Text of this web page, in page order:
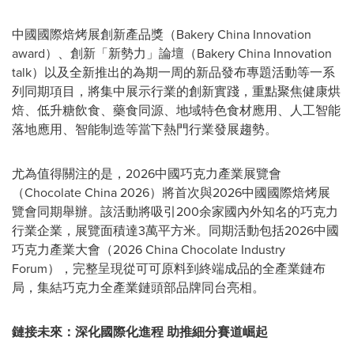
中國國際焙烤展創新產品獎（Bakery China Innovation
award）、創新「新勢力」論壇（Bakery China Innovation
talk）以及全新推出的為期一周的新品發布專題活動等一系
列同期項目，將集中展示行業的創新實踐，重點聚焦健康烘
焙、低升糖飲食、藥食同源、地域特色食材應用、人工智能
落地應用、智能制造等當下熱門行業發展趨勢。
尤為值得關注的是，2026中國巧克力產業展覽會
（Chocolate China 2026）將首次與2026中國國際焙烤展
覽會同期舉辦。該活動將吸引200余家國內外知名的巧克力
行業企業，展覽面積達3萬平方米。同期活動包括2026中國
巧克力產業大會（2026 China Chocolate Industry
Forum），完整呈現從可可原料到終端成品的全產業鏈布
局，集結巧克力全產業鏈頭部品牌同台亮相。
鏈接未來：深化國際化進程 助推細分賽道崛起